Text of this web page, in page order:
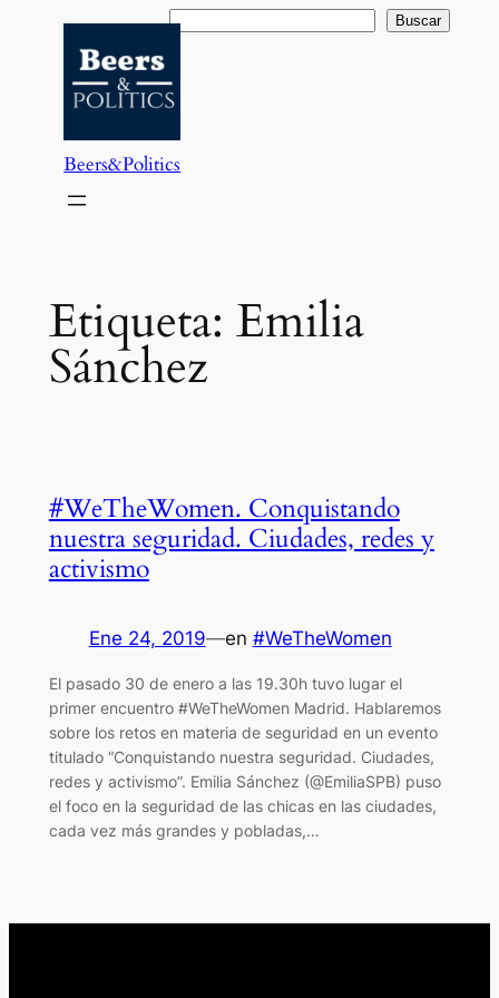
contenido
Buscar Buscar
Beers&Politics
Etiqueta: Emilia
Sánchez
#WeTheWomen. Conquistando
nuestra seguridad. Ciudades, redes y
activismo
Ene 24, 2019—en #WeTheWomen
El pasado 30 de enero a las 19.30h tuvo lugar el
primer encuentro #WeTheWomen Madrid. Hablaremos
sobre los retos en materia de seguridad en un evento
titulado “Conquistando nuestra seguridad. Ciudades,
redes y activismo”. Emilia Sánchez (@EmiliaSPB) puso
el foco en la seguridad de las chicas en las ciudades,
cada vez más grandes y pobladas,…